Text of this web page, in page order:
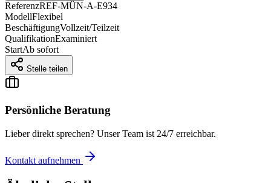
ReferenzREF-MÜN-A-E934
ModellFlexibel
BeschäftigungVollzeit/Teilzeit
QualifikationExaminiert
StartAb sofort
Stelle teilen
Persönliche Beratung
Lieber direkt sprechen? Unser Team ist 24/7 erreichbar.
Kontakt aufnehmen